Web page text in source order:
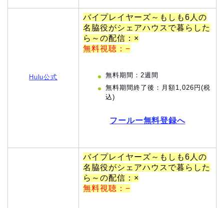
Hulu公式
バイプレイヤーズ～もしも6人の
名脇役がシェアハウスで暮らした
ら～の配信：×
無料視聴：−
無料期間：2週間
無料期間終了後：月額1,026円(税
込)
フールー無料登録へ
バイプレイヤーズ～もしも6人の
名脇役がシェアハウスで暮らした
ら～の配信：×
無料視聴：−